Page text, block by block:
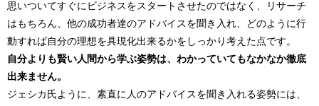
思いついてすぐにビジネスをスタートさせたのではなく、リサーチ
はもちろん、他の成功者達のアドバイスを聞き入れ、どのように行
動すれば自分の理想を具現化出来るかをしっかり考えた点です。
自分よりも賢い人間から学ぶ姿勢は、わかっていてもなかなか徹底
出来ません。
ジェシカ氏ように、素直に人のアドバイスを聞き入れる姿勢には、